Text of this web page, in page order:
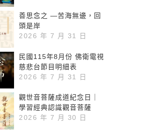
善思念之 —苦海無邊，回
頭是岸
2026 年 7 月 31 日
民國115年8月份 佛衛電視
慈悲台節目明細表
2026 年 7 月 31 日
觀世音菩薩成道紀念日｜
學習經典認識觀音菩薩
2026 年 7 月 30 日